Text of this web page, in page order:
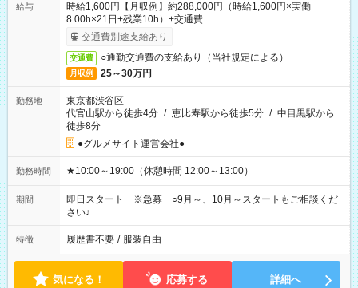
給与
時給1,600円【月収例】約288,000円（時給1,600円×実働
8.00h×21日+残業10h）+交通費
交通費別途支給あり
交通費 ○通勤交通費の支給あり（当社規定による）
月収例 25～30万円
勤務地
東京都渋谷区
代官山駅から徒歩4分 / 恵比寿駅から徒歩5分 / 中目黒駅から
徒歩8分
●グルメサイト運営会社●
勤務時間 ★10:00～19:00（休憩時間 12:00～13:00）
期間
即日スタート ※急募 ○9月～、10月～スタートもご相談くだ
さい♪
特徴 履歴書不要 / 服装自由
気になる！ 応募する 詳細へ